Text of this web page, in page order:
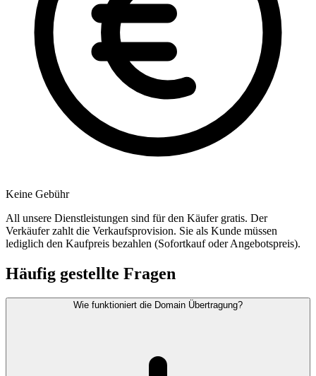
Keine Gebühr
All unsere Dienstleistungen sind für den Käufer gratis. Der
Verkäufer zahlt die Verkaufsprovision. Sie als Kunde müssen
lediglich den Kaufpreis bezahlen (Sofortkauf oder Angebotspreis).
Häufig gestellte Fragen
Wie funktioniert die Domain Übertragung?